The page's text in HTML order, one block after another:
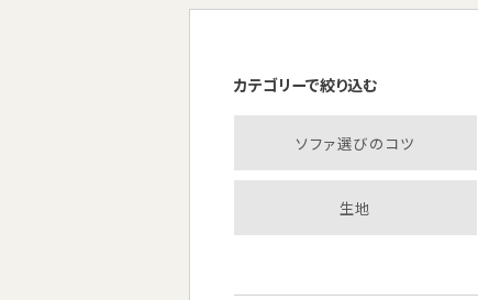
カテゴリーで絞り込む
ソファ選びのコツ
生地